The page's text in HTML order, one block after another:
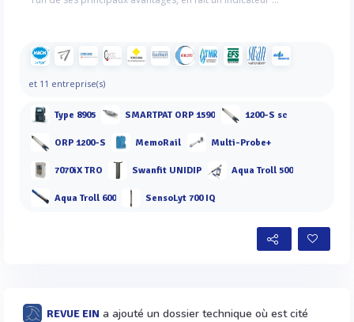
et 11 entreprise(s)
Type 8905 SMARTPAT ORP 1590 1200-S sc
ORP 1200-S MemoRail Multi-Probe+
7070iX TRO Swanfit UNIDIP Aqua Troll 500
Aqua Troll 600 SensoLyt 700 IQ
REVUE EIN a ajouté un dossier technique où est cité